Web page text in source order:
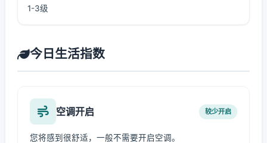
1-3级
今日生活指数
空调开启 较少开启
您将感到很舒适，一般不需要开启空调。